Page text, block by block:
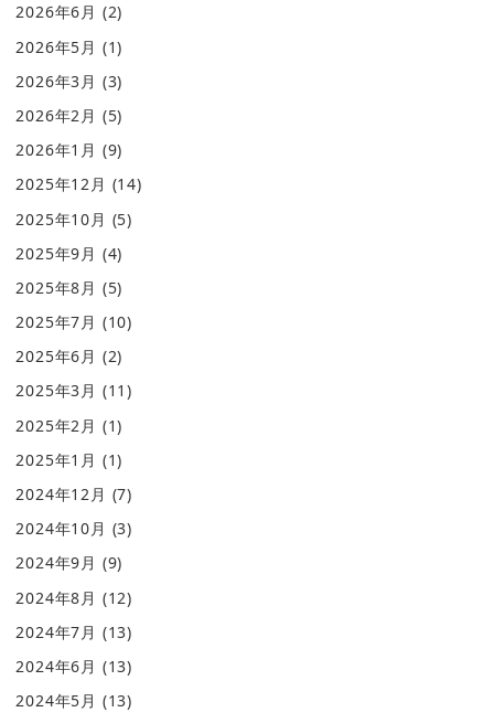
2026年6月 (2)
2026年5月 (1)
2026年3月 (3)
2026年2月 (5)
2026年1月 (9)
2025年12月 (14)
2025年10月 (5)
2025年9月 (4)
2025年8月 (5)
2025年7月 (10)
2025年6月 (2)
2025年3月 (11)
2025年2月 (1)
2025年1月 (1)
2024年12月 (7)
2024年10月 (3)
2024年9月 (9)
2024年8月 (12)
2024年7月 (13)
2024年6月 (13)
2024年5月 (13)